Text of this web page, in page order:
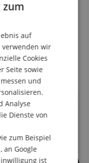
FRENCH
SPANISH
zum
auf
verwenden wir
Cookies
Seite sowie
und
Analyse
Dienste von
zum Beispiel
an Google
ist